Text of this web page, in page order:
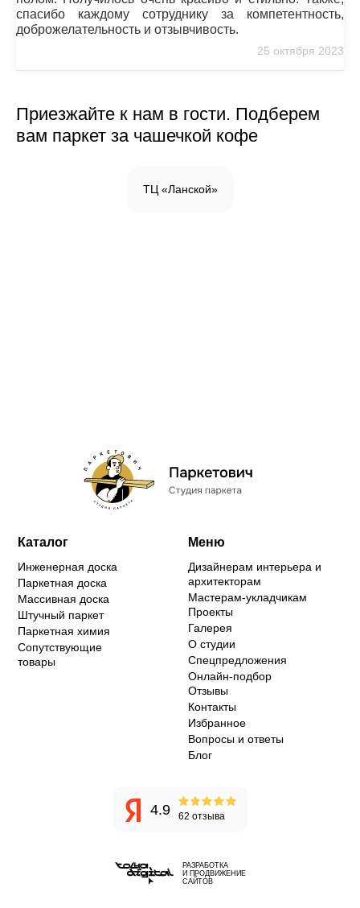
спасибо каждому сотруднику за компетентность,
доброжелательность и отзывчивость.
25 октября 2023
Приезжайте к нам в гости. Подберем
вам паркет за чашечкой кофе
ТЦ «Ланской»
Каталог
Инженерная доска
Паркетная доска
Массивная доска
Штучный паркет
Паркетная химия
Сопутствующие
товары
Меню
Дизайнерам интерьера и
архитекторам
Мастерам-укладчикам
Проекты
Галерея
О студии
Спецпредложения
Онлайн-подбор
Отзывы
Контакты
Избранное
Вопросы и ответы
Блог
4.9 62 отзыва
РАЗРАБОТКА
И ПРОДВИЖЕНИЕ
САЙТОВ